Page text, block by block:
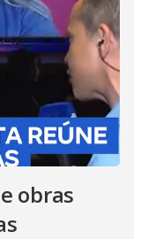
obras